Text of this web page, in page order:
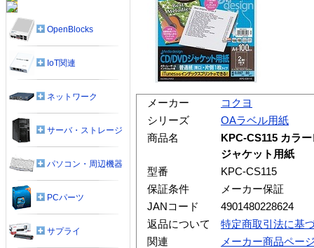
メーカー
コクヨ
シリーズ
OAラベル用紙
商品名
KPC-CS115 カラ
ジャケット用紙
型番
KPC-CS115
保証条件
メーカー保証
JANコード
4901480228624
返品について
特定商取引法に基
関連
メーカー商品ペー
OpenBlocks
IoT関連
ネットワーク
サーバ・ストレージ
パソコン・周辺機器
PCパーツ
サプライ